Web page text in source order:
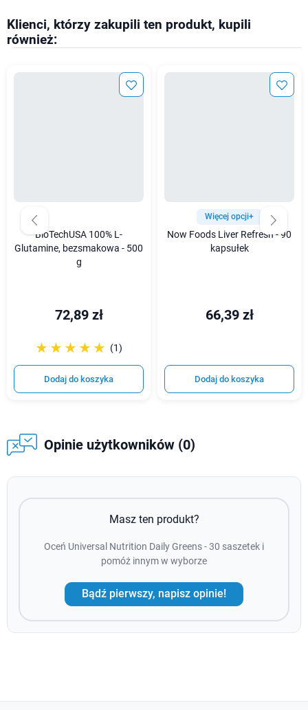
Klienci, którzy zakupili ten produkt, kupili
również:
BioTechUSA 100% L-
Glutamine, bezsmakowa - 500
g
72,89 zł
☆☆☆☆☆
★★★★★ (1)
Dodaj do koszyka
Więcej opcji+
Now Foods Liver Refresh - 90
kapsułek
66,39 zł
Dodaj do koszyka
Opinie użytkowników (0)
Masz ten produkt?
Oceń Universal Nutrition Daily Greens - 30 saszetek i
pomóż innym w wyborze
Bądź pierwszy, napisz opinie!